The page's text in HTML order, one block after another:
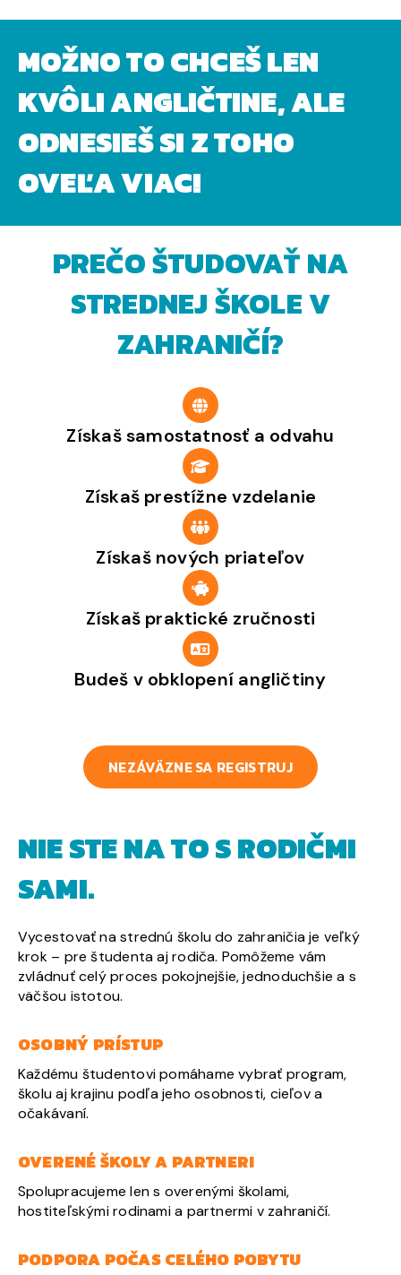
MOŽNO TO CHCEŠ LEN
KVÔLI ANGLIČTINE, ALE
ODNESIEŠ SI Z TOHO
OVEĽA VIAC!
PREČO ŠTUDOVAŤ NA
STREDNEJ ŠKOLE V
ZAHRANIČÍ?
Získaš samostatnosť a odvahu
Získaš prestížne vzdelanie
Získaš nových priateľov
Získaš praktické zručnosti
Budeš v obklopení angličtiny
NEZÁVÄZNE SA REGISTRUJ
NIE STE NA TO S RODIČMI
SAMI.
Vycestovať na strednú školu do zahraničia je veľký
krok – pre študenta aj rodiča. Pomôžeme vám
zvládnuť celý proces pokojnejšie, jednoduchšie a s
väčšou istotou.
OSOBNÝ PRÍSTUP
Každému študentovi pomáhame vybrať program,
školu aj krajinu podľa jeho osobnosti, cieľov a
očakávaní.
OVERENÉ ŠKOLY A PARTNERI
Spolupracujeme len s overenými školami,
hostiteľskými rodinami a partnermi v zahraničí.
PODPORA POČAS CELÉHO POBYTU